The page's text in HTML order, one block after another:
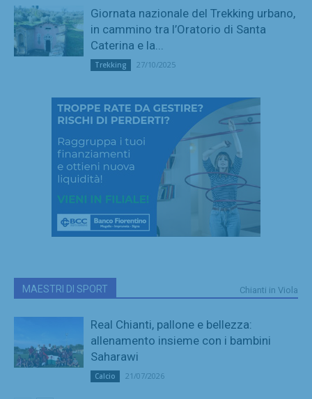
Giornata nazionale del Trekking urbano,
in cammino tra l’Oratorio di Santa
Caterina e la...
Trekking 27/10/2025
MAESTRI DI SPORT Chianti in Viola
Real Chianti, pallone e bellezza:
allenamento insieme con i bambini
Saharawi
Calcio 21/07/2026